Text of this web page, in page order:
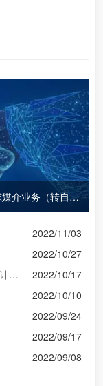
耐克比稿结果揭晓，OMD赢得Burberry全球媒介业务（转自广告狂人日报）
2022/11/03
2022/10/27
2022/10/17
签约杭州康洁公司摄影、产品摄影、画册设计制作
2022/10/10
2022/09/24
2022/09/17
2022/09/08